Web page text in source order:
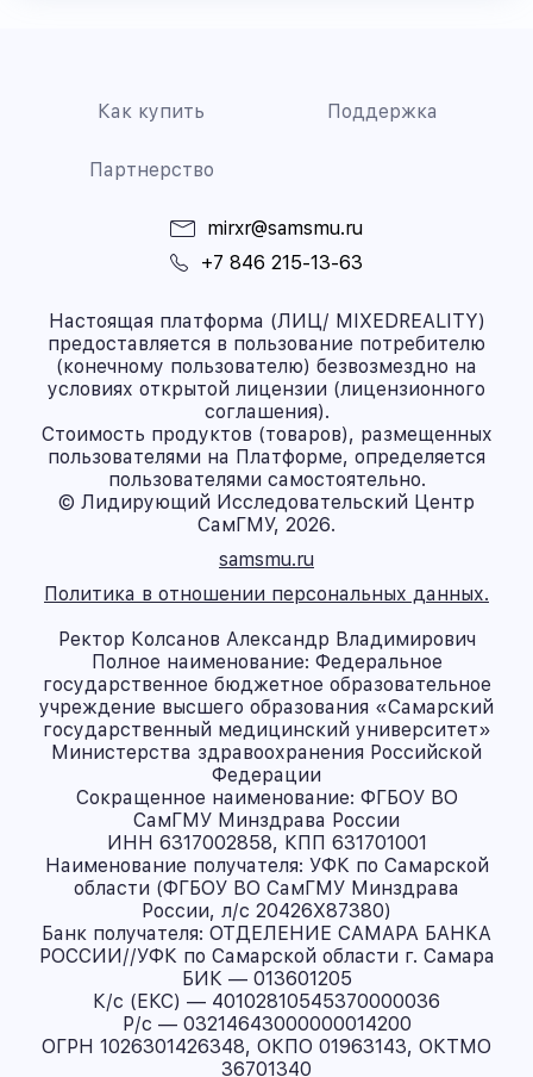
Как купить Поддержка
Партнерство
mirxr@samsmu.ru
+7 846 215-13-63
Настоящая платформа (ЛИЦ/ MIXEDREALITY)
предоставляется в пользование потребителю
(конечному пользователю) безвозмездно на
условиях открытой лицензии (лицензионного
соглашения).
Стоимость продуктов (товаров), размещенных
пользователями на Платформе, определяется
пользователями самостоятельно.
© Лидирующий Исследовательский Центр
СамГМУ, 2026.
samsmu.ru
Политика в отношении персональных данных.
Ректор Колсанов Александр Владимирович
Полное наименование: Федеральное
государственное бюджетное образовательное
учреждение высшего образования «Самарский
государственный медицинский университет»
Министерства здравоохранения Российской
Федерации
Сокращенное наименование: ФГБОУ ВО
СамГМУ Минздрава России
ИНН 6317002858, КПП 631701001
Наименование получателя: УФК по Самарской
области (ФГБОУ ВО СамГМУ Минздрава
России, л/с 20426X87380)
Банк получателя: ОТДЕЛЕНИЕ САМАРА БАНКА
РОССИИ//УФК по Самарской области г. Самара
БИК — 013601205
К/с (ЕКС) — 40102810545370000036
Р/с — 03214643000000014200
ОГРН 1026301426348, ОКПО 01963143, ОКТМО
36701340